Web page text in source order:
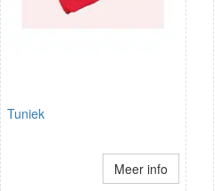
Tuniek
Meer info